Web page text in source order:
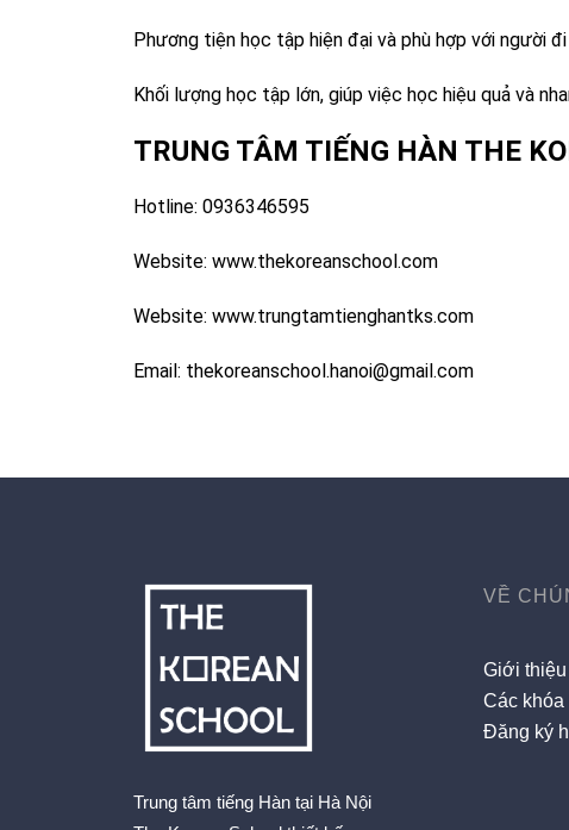
Phương tiện học tập hiện đại và phù hợp với người
Khối lượng học tập lớn, giúp việc học hiệu quả và
TRUNG TÂM TIẾNG HÀN THE
Hotline: 0936346595
Website: www.thekoreanschool.com
Website: www.trungtamtienghantks.com
Email: thekoreanschool.hanoi@gmail.com
Trung tâm tiếng Hàn tại Hà Nội
VỀ
Giới thiệu
Các khóa
Đăng ký